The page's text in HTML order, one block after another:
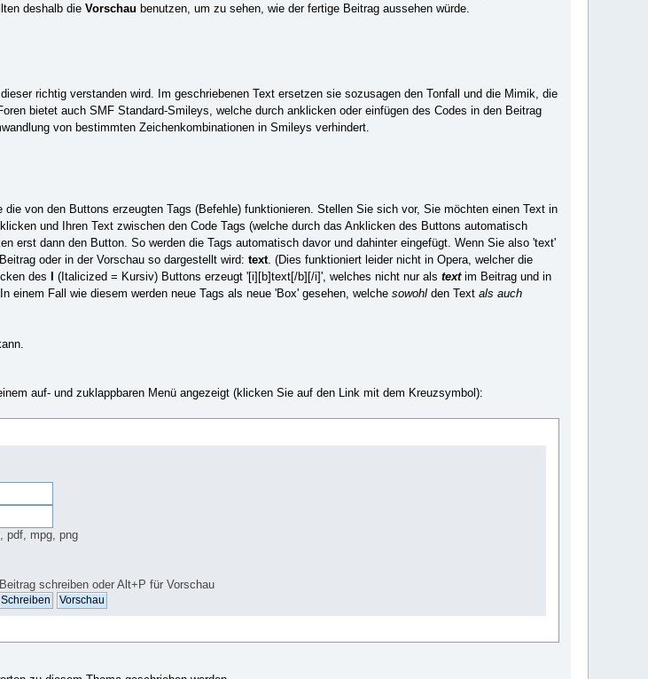
deshalb die Vorschau benutzen, um zu sehen, wie der fertige Beitrag aussehen würde.
richtig verstanden wird. Im geschriebenen Text ersetzen sie sozusagen den Tonfall und die Mimik, die
bietet auch SMF Standard-Smileys, welche durch anklicken oder einfügen des Codes in den Beitrag
von bestimmten Zeichenkombinationen in Smileys verhindert.
von den Buttons erzeugten Tags (Befehle) funktionieren. Stellen Sie sich vor, Sie möchten einen Text in
und Ihren Text zwischen den Code Tags (welche durch das Anklicken des Buttons automatisch
erst dann den Button. So werden die Tags automatisch davor und dahinter eingefügt. Wenn Sie also 'text'
oder in der Vorschau so dargestellt wird: text. (Dies funktioniert leider nicht in Opera, welcher die
des
(Italicized = Kursiv) Buttons erzeugt '[i][b]text[/b][/i]', welches nicht nur als textim Beitrag und in
einem Fall wie diesem werden neue Tags als neue 'Box' gesehen, welche sowohl den Text als auch
auf- und zuklappbaren Menü angezeigt (klicken Sie auf den Link mit dem Kreuzsymbol):
pdf, mpg, png
schreiben oder Alt+P für Vorschau